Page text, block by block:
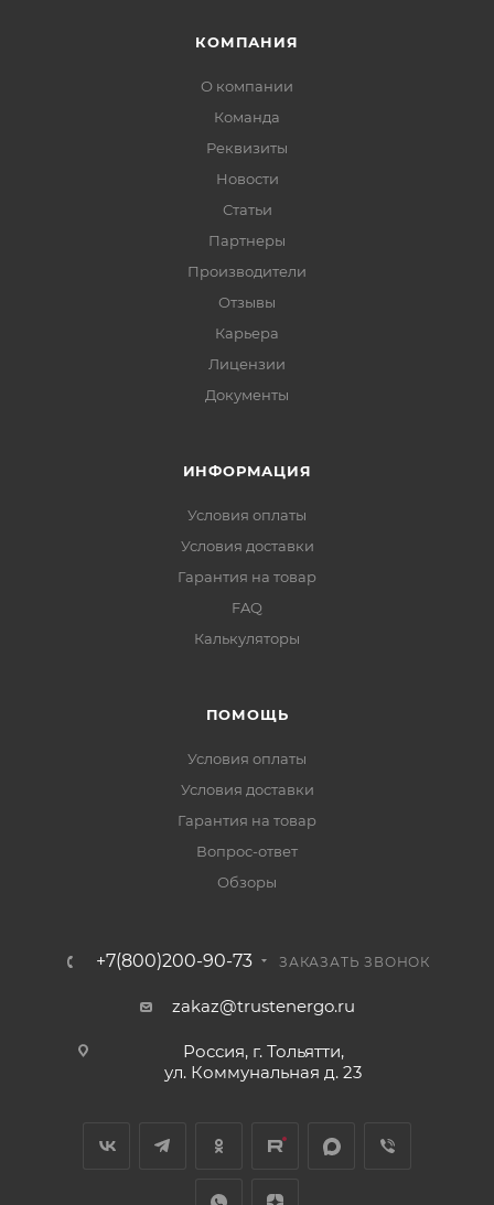
КОМПАНИЯ
О компании
Команда
Реквизиты
Новости
Статьи
Партнеры
Производители
Отзывы
Карьера
Лицензии
Документы
ИНФОРМАЦИЯ
Условия оплаты
Условия доставки
Гарантия на товар
FAQ
Калькуляторы
ПОМОЩЬ
Условия оплаты
Условия доставки
Гарантия на товар
Вопрос-ответ
Обзоры
+7(800)200-90-73 ЗАКАЗАТЬ ЗВОНОК
zakaz@trustenergo.ru
Россия, г. Тольятти,
ул. Коммунальная д. 23